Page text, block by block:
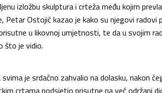
izložbu skulptura i crteža među kojim
Petar Ostojić kazao je kako su njegovi radovi
u likovnoj umjetnosti, te da u svojim
što je vidio.
je srdačno zahvalio na dolasku, nakon